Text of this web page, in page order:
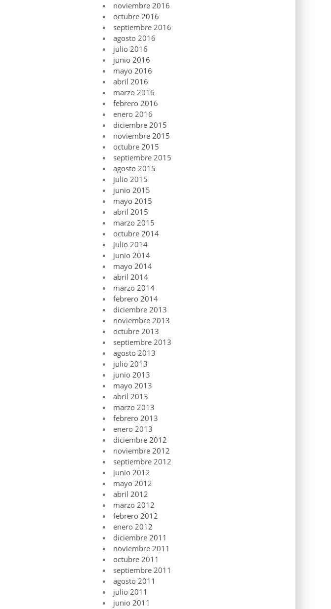
noviembre 2016
octubre 2016
septiembre 2016
agosto 2016
julio 2016
junio 2016
mayo 2016
abril 2016
marzo 2016
febrero 2016
enero 2016
diciembre 2015
noviembre 2015
octubre 2015
septiembre 2015
agosto 2015
julio 2015
junio 2015
mayo 2015
abril 2015
marzo 2015
octubre 2014
julio 2014
junio 2014
mayo 2014
abril 2014
marzo 2014
febrero 2014
diciembre 2013
noviembre 2013
octubre 2013
septiembre 2013
agosto 2013
julio 2013
junio 2013
mayo 2013
abril 2013
marzo 2013
febrero 2013
enero 2013
diciembre 2012
noviembre 2012
septiembre 2012
junio 2012
mayo 2012
abril 2012
marzo 2012
febrero 2012
enero 2012
diciembre 2011
noviembre 2011
octubre 2011
septiembre 2011
agosto 2011
julio 2011
junio 2011